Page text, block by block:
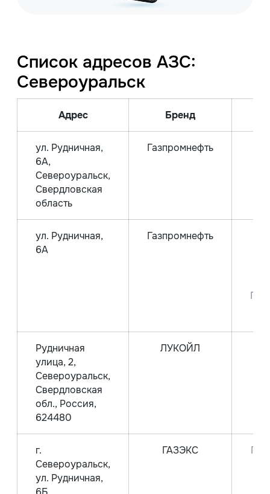
Список адресов АЗС:
Североуральск
Адрес Бренд
ул. Рудничная,
6А,
Североуральск,
Свердловская
область
Газпромнефть
ул. Рудничная,
6А
Газпромнефть
Рудничная
улица, 2,
Североуральск,
Свердловская
обл., Россия,
624480
ЛУКОЙЛ
г.
Североуральск,
ул. Рудничная,
ГАЗЭКС